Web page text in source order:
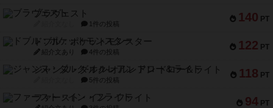
140 PT
ブラヴェスト
1件の投稿
122 PT
ドブル：ポケットモンスター
紹介文あり 4件の投稿
118 PT
ジャンヌ・ダルク-オルレアン ドロー＆ライト
5件の投稿
94 PT
ファースト・イン・フライト